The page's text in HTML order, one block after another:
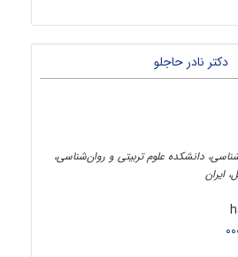
دانشکده علوم تربیتی و روان‌شناسی،
ایران